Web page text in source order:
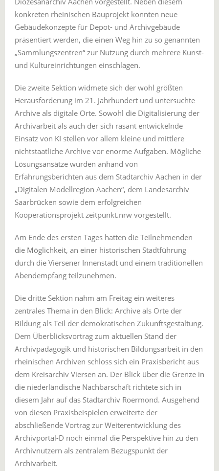
konkreten rheinischen Bauprojekt konnten neue
Gebäudekonzepte für Depot- und Archivgebäude
präsentiert werden, die einen Weg hin zu so genannten
„Sammlungszentren“ zur Nutzung durch mehrere Kunst-
und Kultureinrichtungen einschlagen.
Die zweite Sektion widmete sich der wohl größten
Herausforderung im 21. Jahrhundert und untersuchte
Archive als digitale Orte. Sowohl die Digitalisierung der
Archivarbeit als auch der sich rasant entwickelnde
Einsatz von KI stellen vor allem kleine und mittlere
nichtstaatliche Archive vor enorme Aufgaben. Mögliche
Lösungsansätze wurden anhand von
Erfahrungsberichten aus dem Stadtarchiv Aachen in der
„Digitalen Modellregion Aachen“, dem Landesarchiv
Saarbrücken sowie dem erfolgreichen
Kooperationsprojekt zeitpunkt.nrw vorgestellt.
Am Ende des ersten Tages hatten die Teilnehmenden
die Möglichkeit, an einer historischen Stadtführung
durch die Viersener Innenstadt und einem traditionellen
Abendempfang teilzunehmen.
Die dritte Sektion nahm am Freitag ein weiteres
zentrales Thema in den Blick: Archive als Orte der
Bildung als Teil der demokratischen Zukunftsgestaltung.
Dem Überblicksvortrag zum aktuellen Stand der
Archivpädagogik und historischen Bildungsarbeit in den
rheinischen Archiven schloss sich ein Praxisbericht aus
dem Kreisarchiv Viersen an. Der Blick über die Grenze in
die niederländische Nachbarschaft richtete sich in
diesem Jahr auf das Stadtarchiv Roermond. Ausgehend
von diesen Praxisbeispielen erweiterte der
abschließende Vortrag zur Weiterentwicklung des
Archivportal-D noch einmal die Perspektive hin zu den
Archivnutzern als zentralem Bezugspunkt der
Archivarbeit.